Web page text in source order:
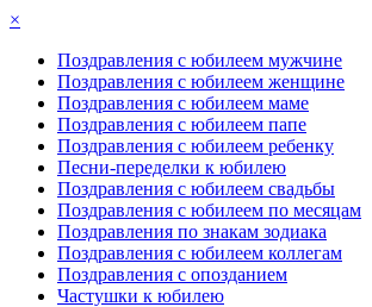
×
Поздравления с юбилеем мужчине
Поздравления с юбилеем женщине
Поздравления с юбилеем маме
Поздравления с юбилеем папе
Поздравления с юбилеем ребенку
Песни-переделки к юбилею
Поздравления с юбилеем свадьбы
Поздравления с юбилеем по месяцам
Поздравления по знакам зодиака
Поздравления с юбилеем коллегам
Поздравления с опозданием
Частушки к юбилею